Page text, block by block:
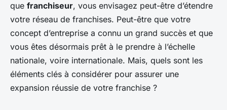
que franchiseur, vous envisagez peut-être d’étendre
votre réseau de franchises. Peut-être que votre
concept d’entreprise a connu un grand succès et que
vous êtes désormais prêt à le prendre à l’échelle
nationale, voire internationale. Mais, quels sont les
éléments clés à considérer pour assurer une
expansion réussie de votre franchise ?